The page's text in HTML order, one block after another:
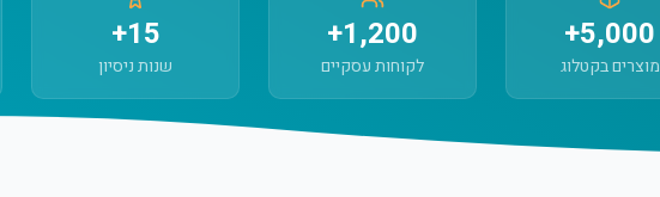
5,000+
מוצרים בקטלוג
1,200+
לקוחות עסקיים
15+
שנות ניסיון